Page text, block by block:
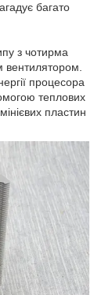
багато
з чотирма
вентилятором.
процесора
теплових
пластин